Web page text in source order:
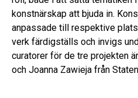
konstnärskap att bjuda in.
anpassade till respektive
verk färdigställs och invigs
curatorer för de tre projekten
och Joanna Zawieja från